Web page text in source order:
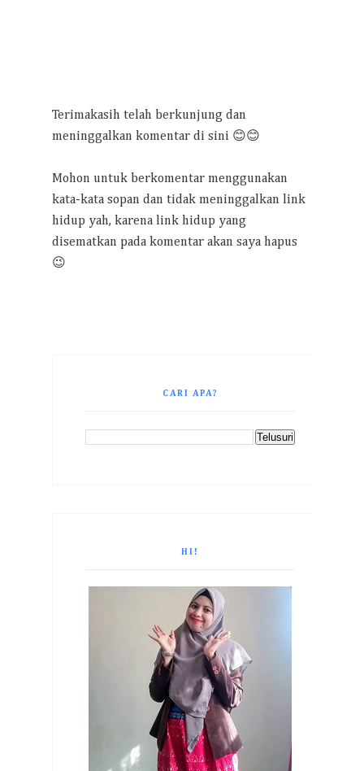
Terimakasih telah berkunjung dan
meninggalkan komentar di sini 😊😊
Mohon untuk berkomentar menggunakan
kata-kata sopan dan tidak meninggalkan link
hidup yah, karena link hidup yang
disematkan pada komentar akan saya hapus
😉
CARI APA?
HI!